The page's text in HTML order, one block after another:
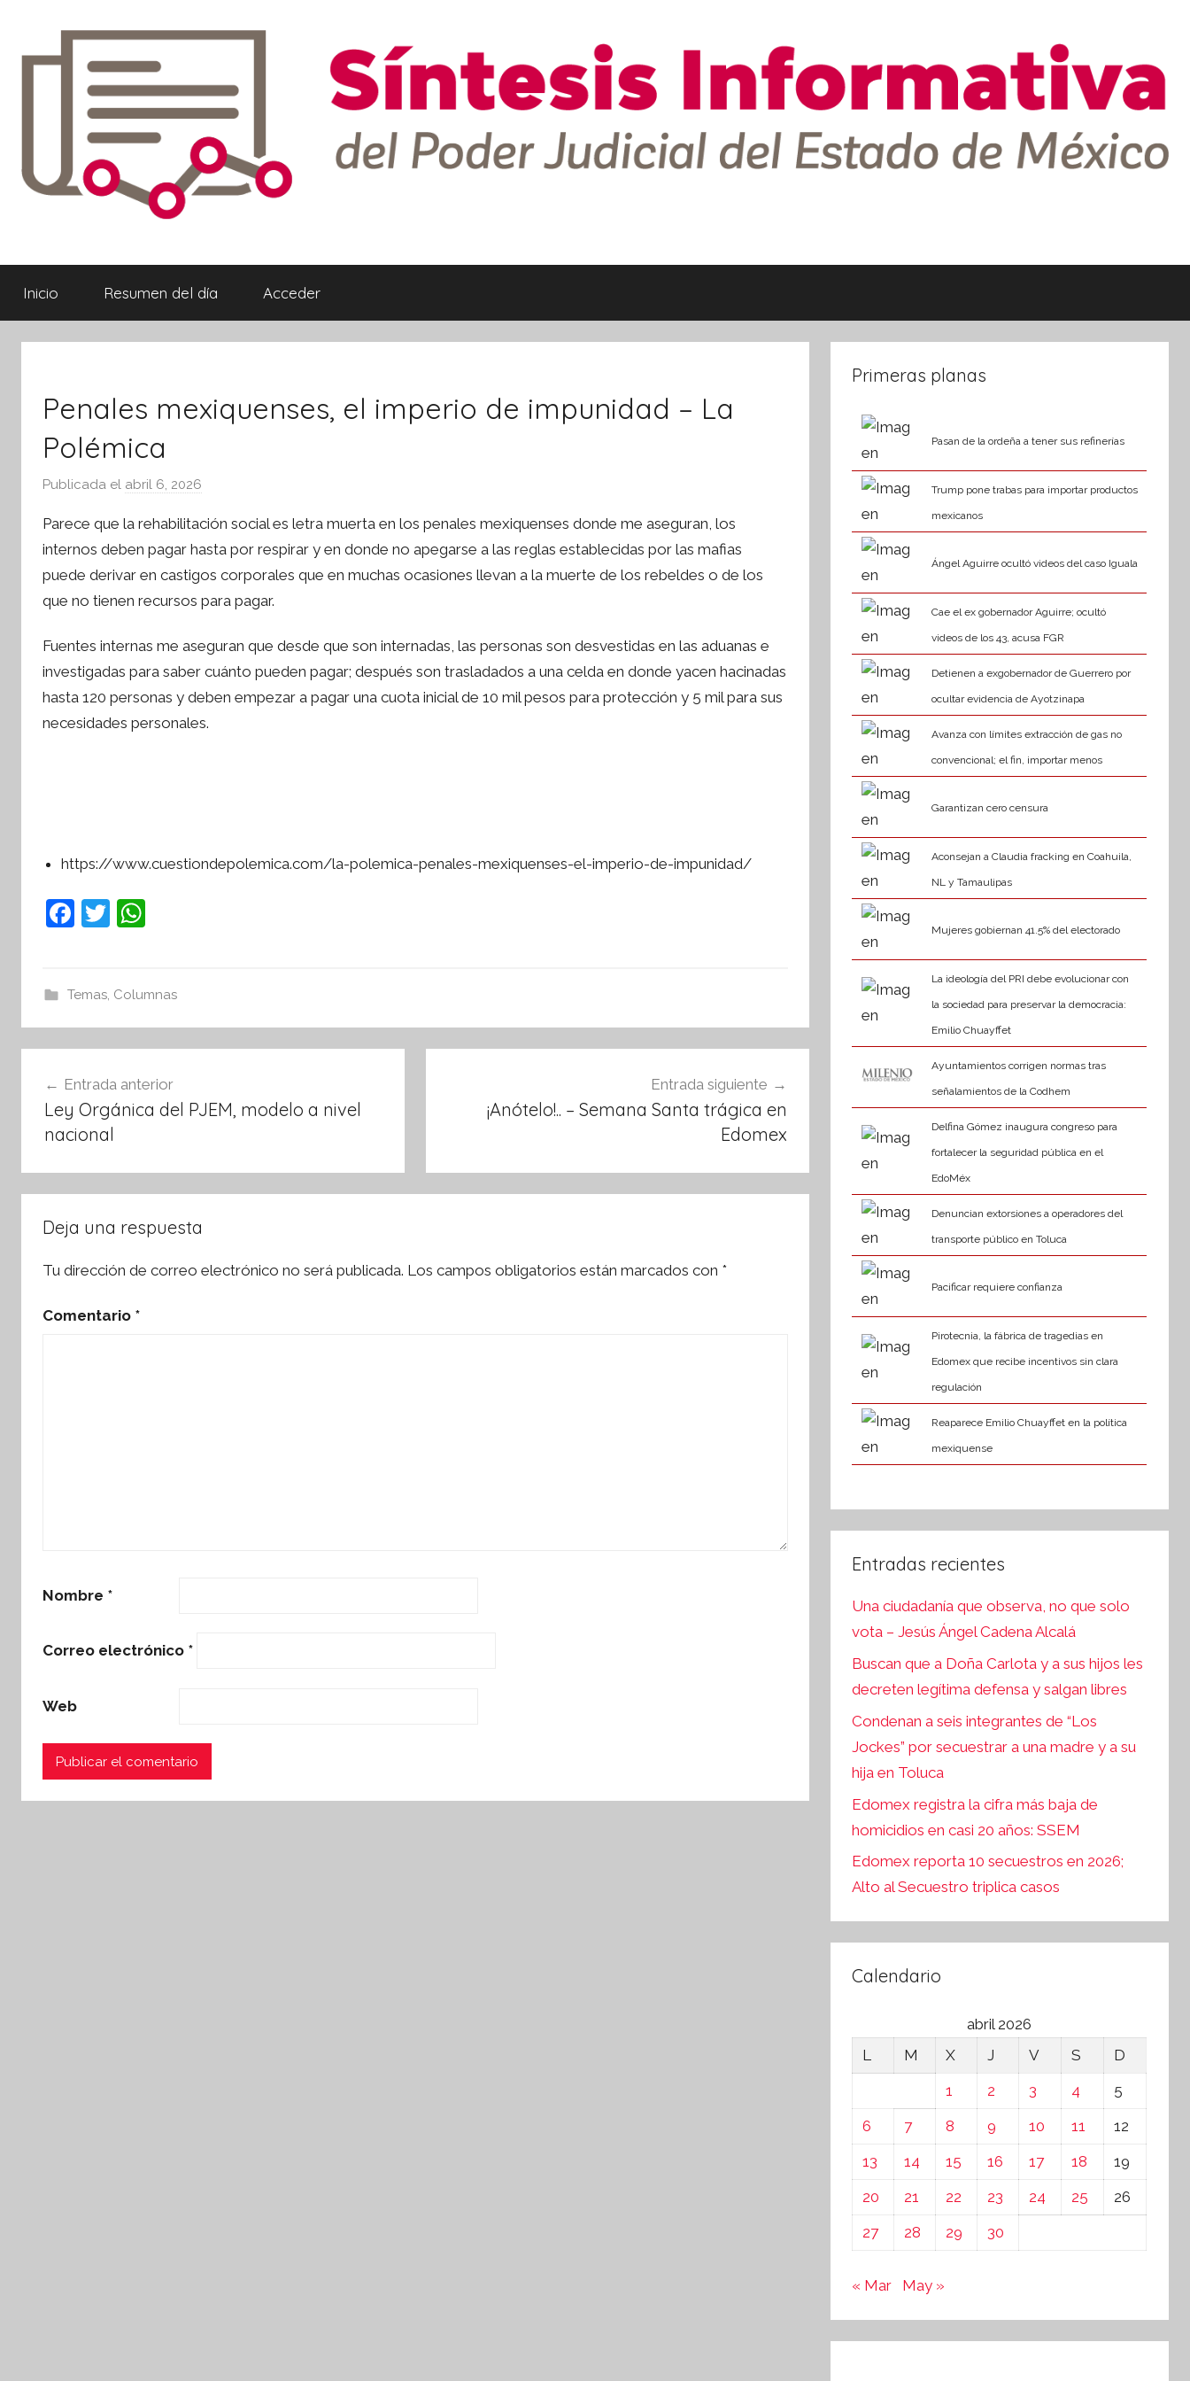
contenido
Informativa
Inicio Resumen del día Acceder
Penales mexiquenses, el imperio de impunidad – La
Polémica
Publicada el abril 6, 2026
r
S
í
n
e
s
i
Parece que la rehabilitación social es letra muerta en los penales mexiquenses donde me aseguran, los
internos deben pagar hasta por respirar y en donde no apegarse a las reglas establecidas por las mafias
puede derivar en castigos corporales que en muchas ocasiones llevan a la muerte de los rebeldes o de los
que no tienen recursos para pagar.
Fuentes internas me aseguran que desde que son internadas, las personas son desvestidas en las aduanas e
investigadas para saber cuánto pueden pagar; después son trasladados a una celda en donde yacen hacinadas
hasta 120 personas y deben empezar a pagar una cuota inicial de 10 mil pesos para protección y 5 mil para sus
necesidades personales.
https://www.cuestiondepolemica.com/la-polemica-penales-mexiquenses-el-imperio-de-impunidad/
F
e
b
o
o
k
T
er s
A
p
p
Temas, Columnas
de
entradas
Entrada anterior
Ley Orgánica del PJEM, modelo a nivel
nacional
Entrada siguiente
¡Anótelo!.. – Semana Santa trágica en
Edomex
Deja una respuesta
Tu dirección de correo electrónico no será publicada. Los campos obligatorios están marcados con *
Comentario *
Nombre *
Correo electrónico *
Web
Primeras planas
Pasan de la ordeña a tener sus refinerías
Trump pone trabas para importar productos
mexicanos
Ángel Aguirre ocultó videos del caso Iguala
Cae el ex gobernador Aguirre; ocultó
videos de los 43, acusa FGR
Detienen a exgobernador de Guerrero por
ocultar evidencia de Ayotzinapa
Avanza con límites extracción de gas no
convencional; el fin, importar menos
Garantizan cero censura
Aconsejan a Claudia fracking en Coahuila,
NL y Tamaulipas
Mujeres gobiernan 41.5% del electorado
La ideología del PRI debe evolucionar con
la sociedad para preservar la democracia:
Emilio Chuayffet
Ayuntamientos corrigen normas tras
señalamientos de la Codhem
Delfina Gómez inaugura congreso para
fortalecer la seguridad pública en el
EdoMéx
Denuncian extorsiones a operadores del
transporte público en Toluca
Pacificar requiere confianza
Pirotecnia, la fábrica de tragedias en
Edomex que recibe incentivos sin clara
regulación
Reaparece Emilio Chuayffet en la política
mexiquense
Entradas recientes
Una ciudadanía que observa, no que solo
vota – Jesús Ángel Cadena Alcalá
Buscan que a Doña Carlota y a sus hijos les
decreten legítima defensa y salgan libres
Condenan a seis integrantes de “Los
Jockes” por secuestrar a una madre y a su
hija en Toluca
Edomex registra la cifra más baja de
homicidios en casi 20 años: SSEM
Edomex reporta 10 secuestros en 2026;
Alto al Secuestro triplica casos
Calendario
abril 2026
L
M X J V S
D
1
2 3 4
5
6
7 8 9 10 11
12
13
14 15 16 17 18
19
20
21 22 23 24 25
26
27
28 29 30
« Mar May »